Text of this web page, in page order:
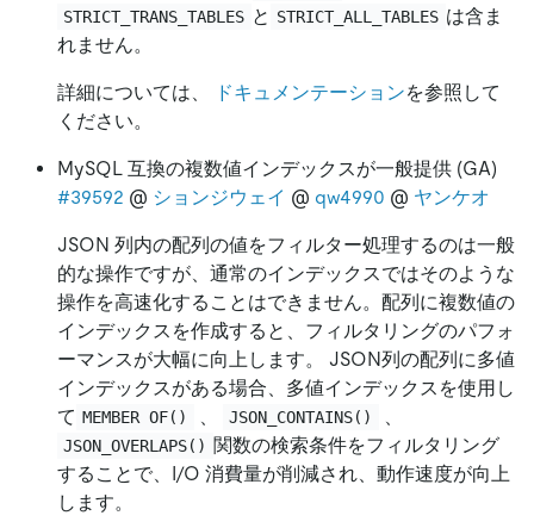
STRICT_TRANS_TABLES と STRICT_ALL_TABLES は含ま
れません。
詳細については、 ドキュメンテーションを参照して
ください。
MySQL 互換の複数値インデックスが一般提供 (GA)
#39592 @ ションジウェイ @ qw4990 @ ヤンケオ
JSON 列内の配列の値をフィルター処理するのは一般
的な操作ですが、通常のインデックスではそのような
操作を高速化することはできません。配列に複数値の
インデックスを作成すると、フィルタリングのパフォ
ーマンスが大幅に向上します。 JSON列の配列に多値
インデックスがある場合、多値インデックスを使用し
て MEMBER OF() 、 JSON_CONTAINS() 、
JSON_OVERLAPS() 関数の検索条件をフィルタリング
することで、I/O 消費量が削減され、動作速度が向上
します。